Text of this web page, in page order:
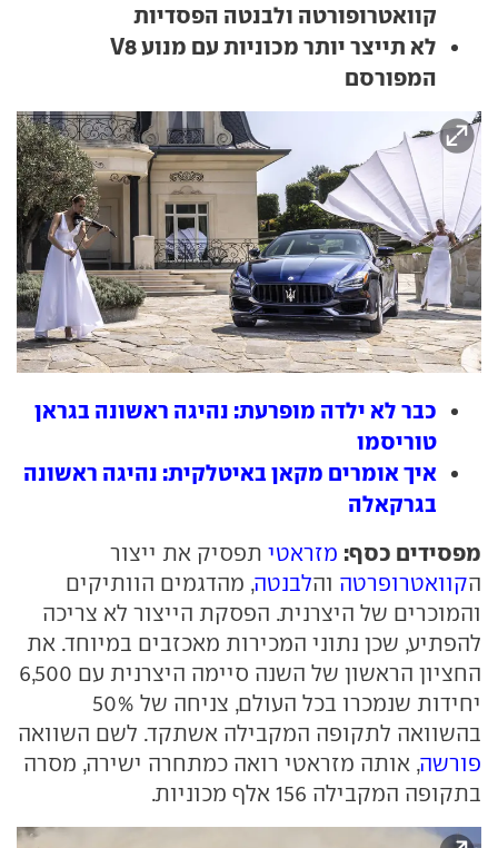
קוואטרופורטה ולבנטה הפסדיות
לא תייצר יותר מכוניות עם מנוע V8
המפורסם
כבר לא ילדה מופרעת: נהיגה ראשונה בגראן
טוריסמו
איך אומרים מקאן באיטלקית: נהיגה ראשונה
בגרקאלה
מפסידים כסף: מזראטי תפסיק את ייצור
הקוואטרופרטה והלבנטה, מהדגמים הוותיקים
והמוכרים של היצרנית. הפסקת הייצור לא צריכה
להפתיע, שכן נתוני המכירות מאכזבים במיוחד. את
החציון הראשון של השנה סיימה היצרנית עם 6,500
יחידות שנמכרו בכל העולם, צניחה של 50%
בהשוואה לתקופה המקבילה אשתקד. לשם השוואה
פורשה, אותה מזראטי רואה כמתחרה ישירה, מסרה
בתקופה המקבילה 156 אלף מכוניות.